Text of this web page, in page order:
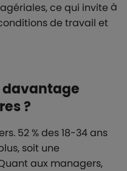
ce qui invite à
de travail et
?
52 % des 18-34 ans
soit une
aux managers,